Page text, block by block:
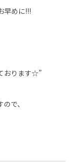
早めに!!!
おります☆”
で、